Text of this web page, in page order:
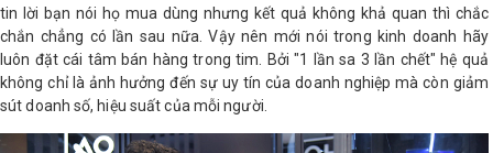
tin lời bạn nói họ mua dùng nhưng kết quả không khả quan thì chắc
chắn chẳng có lần sau nữa. Vậy nên mới nói trong kinh doanh hãy
luôn đặt cái tâm bán hàng trong tim. Bởi "1 lần sa 3 lần chết" hệ quả
không chỉ là ảnh hưởng đến sự uy tín của doanh nghiệp mà còn giảm
sút doanh số, hiệu suất của mỗi người.